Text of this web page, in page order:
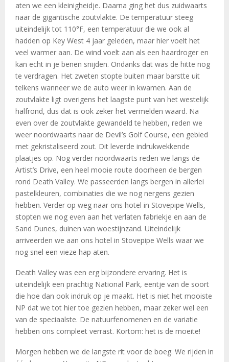
aten we een kleinigheidje. Daarna ging het dus zuidwaarts
naar de gigantische zoutvlakte. De temperatuur steeg
uiteindelijk tot 110°F, een temperatuur die we ook al
hadden op Key West 4 jaar geleden, maar hier voelt het
veel warmer aan. De wind voelt aan als een haardroger en
kan echt in je benen snijden. Ondanks dat was de hitte nog
te verdragen. Het zweten stopte buiten maar barstte uit
telkens wanneer we de auto weer in kwamen. Aan de
zoutvlakte ligt overigens het laagste punt van het westelijk
halfrond, dus dat is ook zeker het vermelden waard. Na
even over de zoutvlakte gewandeld te hebben, reden we
weer noordwaarts naar de Devil’s Golf Course, een gebied
met gekristaliseerd zout. Dit leverde indrukwekkende
plaatjes op. Nog verder noordwaarts reden we langs de
Artist’s Drive, een heel mooie route doorheen de bergen
rond Death Valley. We passeerden langs bergen in allerlei
pastelkleuren, combinaties die we nog nergens gezien
hebben. Verder op weg naar ons hotel in Stovepipe Wells,
stopten we nog even aan het verlaten fabriekje en aan de
Sand Dunes, duinen van woestijnzand. Uiteindelijk
arriveerden we aan ons hotel in Stovepipe Wells waar we
nog snel een vieze hap aten.
Death Valley was een erg bijzondere ervaring. Het is
uiteindelijk een prachtig National Park, eentje van de soort
die hoe dan ook indruk op je maakt. Het is niet het mooiste
NP dat we tot hier toe gezien hebben, maar zeker wel een
van de speciaalste. De natuurfenomenen en de variatie
hebben ons compleet verrast. Kortom: het is de moeite!
Morgen hebben we de langste rit voor de boeg. We rijden in